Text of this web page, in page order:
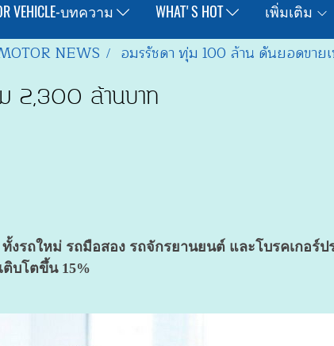
VEHICLE-บทความ WHAT'S HOT เพิ่มเติม
NEWS อมรรัชดา ทุ่ม 100 ล้าน ดันยอดขา
2,300 ล้านบาท
ใหม่ รถมือสอง รถจักรยานยนต์ และโบรคเกอร์ป
ติบโตขึ้น 15%